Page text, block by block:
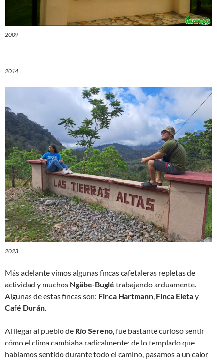
2009
2014
2023
Más adelante vimos algunas fincas cafetaleras repletas de
actividad y muchos Ngäbe-Buglé trabajando arduamente.
Algunas de estas fincas son: Finca Hartmann, Finca Eletay
Café Durán.
Al llegar al pueblo de Río Sereno, fue bastante curioso sentir
cómo el clima cambiaba radicalmente: de lo templado que
habíamos sentido durante todo el camino, pasamos a un calor